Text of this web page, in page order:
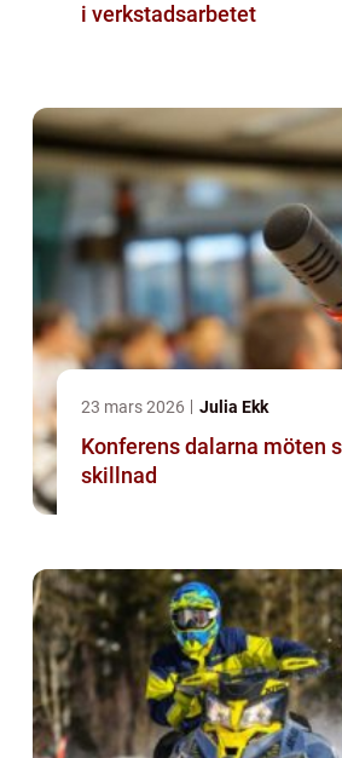
i verkstadsarbetet
23 mars 2026 Julia Ekk
Konferens dalarna möten som gör
skillnad